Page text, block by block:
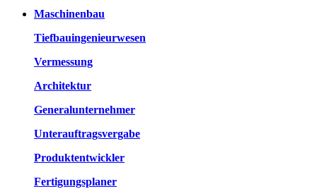
Maschinenbau
Tiefbauingenieurwesen
Vermessung
Architektur
Generalunternehmer
Unterauftragsvergabe
Produktentwickler
Fertigungsplaner